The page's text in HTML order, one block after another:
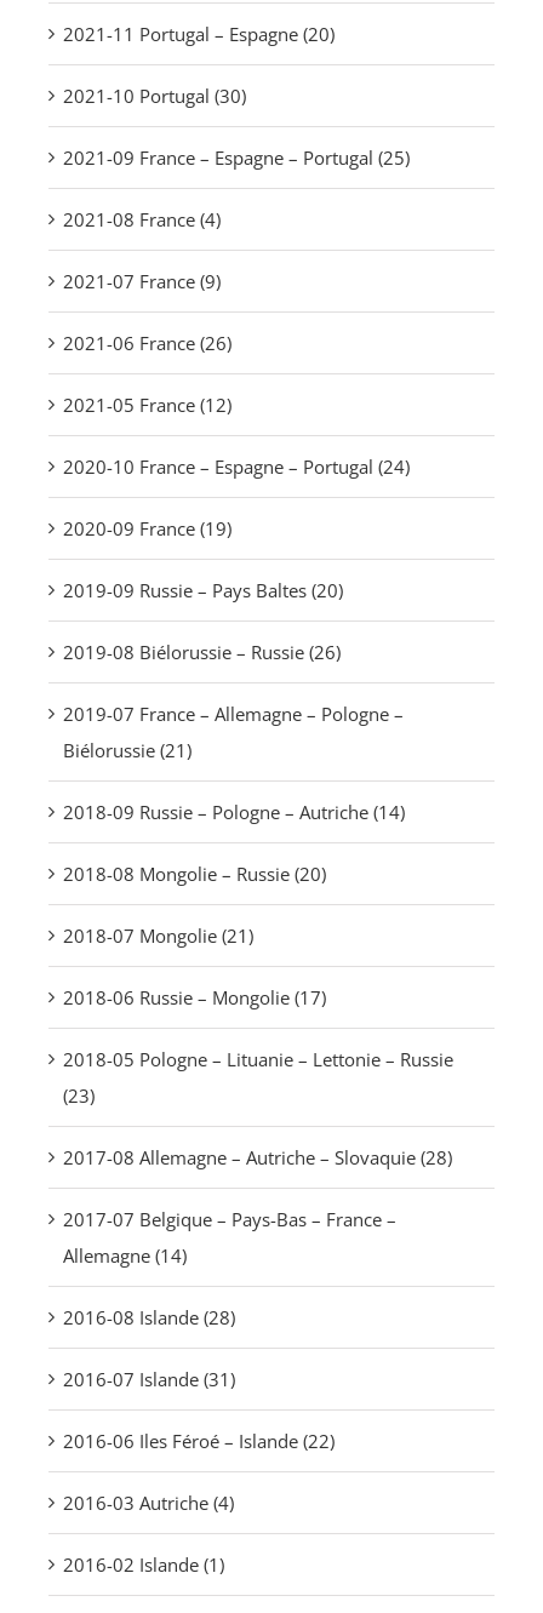
2021-11 Portugal – Espagne (20)
2021-10 Portugal (30)
2021-09 France – Espagne – Portugal (25)
2021-08 France (4)
2021-07 France (9)
2021-06 France (26)
2021-05 France (12)
2020-10 France – Espagne – Portugal (24)
2020-09 France (19)
2019-09 Russie – Pays Baltes (20)
2019-08 Biélorussie – Russie (26)
2019-07 France – Allemagne – Pologne –
Biélorussie (21)
2018-09 Russie – Pologne – Autriche (14)
2018-08 Mongolie – Russie (20)
2018-07 Mongolie (21)
2018-06 Russie – Mongolie (17)
2018-05 Pologne – Lituanie – Lettonie – Russie
(23)
2017-08 Allemagne – Autriche – Slovaquie (28)
2017-07 Belgique – Pays-Bas – France –
Allemagne (14)
2016-08 Islande (28)
2016-07 Islande (31)
2016-06 Iles Féroé – Islande (22)
2016-03 Autriche (4)
2016-02 Islande (1)